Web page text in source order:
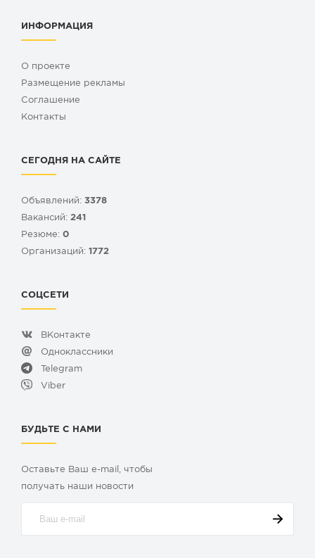
ИНФОРМАЦИЯ
О проекте
Размещение рекламы
Cоглашение
Контакты
СЕГОДНЯ НА САЙТЕ
Объявлений: 3378
Вакансий: 241
Резюме: 0
Организаций: 1772
СОЦСЕТИ
ВКонтакте
Одноклассники
Telegram
Viber
БУДЬТЕ С НАМИ
Оставьте Ваш e-mail, чтобы
получать наши новости